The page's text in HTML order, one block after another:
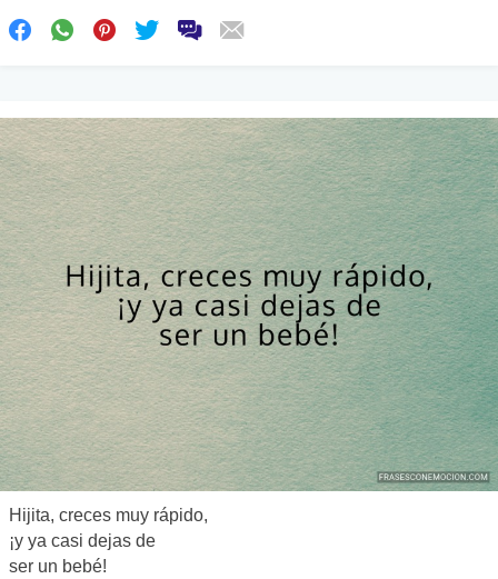
Hijita, creces muy rápido,
¡y ya casi dejas de
ser un bebé!